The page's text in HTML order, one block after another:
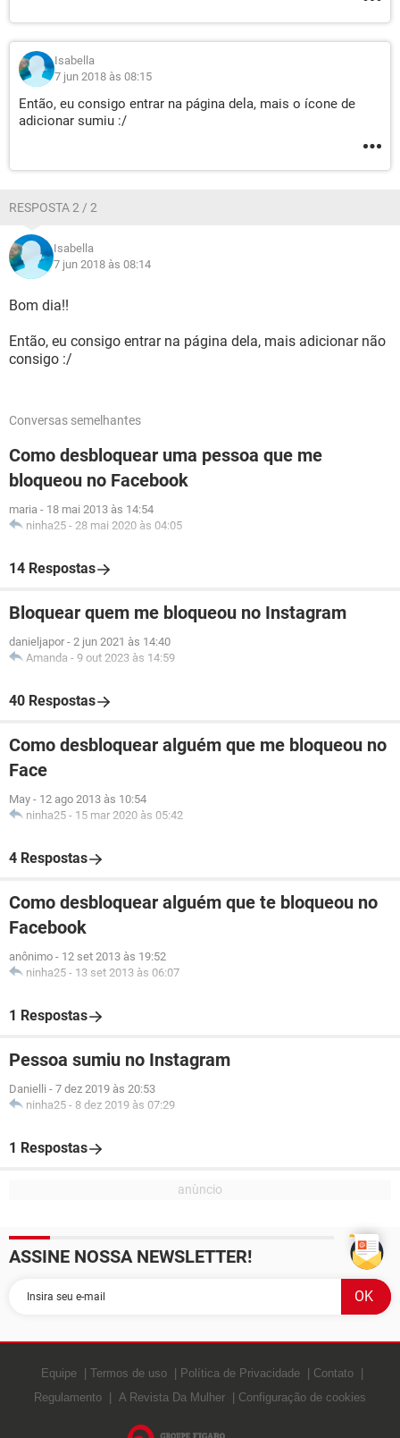
Isabella
7 jun 2018 às 08:15
Então, eu consigo entrar na página dela, mais o ícone de
adicionar sumiu :/
RESPOSTA 2 / 2
Isabella
7 jun 2018 às 08:14
Bom dia!!
Então, eu consigo entrar na página dela, mais adicionar não
consigo :/
Conversas semelhantes
Como desbloquear uma pessoa que me
bloqueou no Facebook
maria - 18 mai 2013 às 14:54
ninha25 - 28 mai 2020 às 04:05
14 Respostas
Bloquear quem me bloqueou no Instagram
danieljapor - 2 jun 2021 às 14:40
Amanda - 9 out 2023 às 14:59
40 Respostas
Como desbloquear alguém que me bloqueou no
Face
May - 12 ago 2013 às 10:54
ninha25 - 15 mar 2020 às 05:42
4 Respostas
Como desbloquear alguém que te bloqueou no
Facebook
anônimo - 12 set 2013 às 19:52
ninha25 - 13 set 2013 às 06:07
1 Respostas
Pessoa sumiu no Instagram
Danielli - 7 dez 2019 às 20:53
ninha25 - 8 dez 2019 às 07:29
1 Respostas
ASSINE NOSSA NEWSLETTER!
Equipe Termos de uso Política de Privacidade
Contato
Regulamento
A Revista Da Mulher Configuração de cookies